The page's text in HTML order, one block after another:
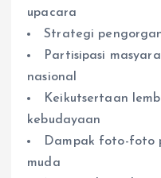
upacara
Strategi
Partisipasi
nasional
Keikutsertaan
kebudayaan
Dampak foto-foto
muda